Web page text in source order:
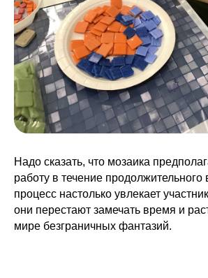
Надо сказать, что мозаика
работу в течение
процесс настолько увлекает
они перестают замечать время и
мире безграничных фантазий.